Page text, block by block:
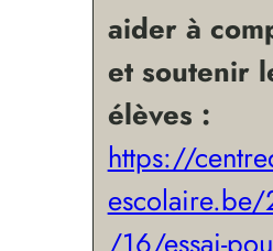
aider à
et soutenir
élèves :
https://